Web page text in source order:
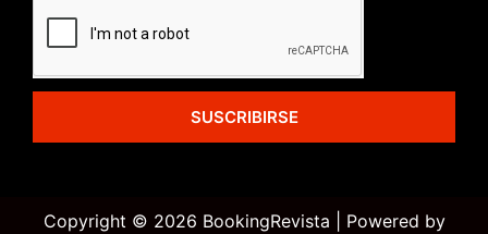
SUSCRIBIRSE
Copyright © 2026 BookingRevista | Powered by